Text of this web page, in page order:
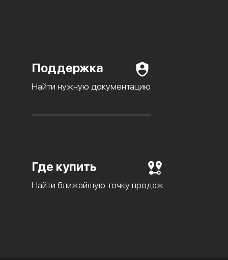
Поддержка
Найти нужную документацию
Где купить
Найти ближайшую точку продаж